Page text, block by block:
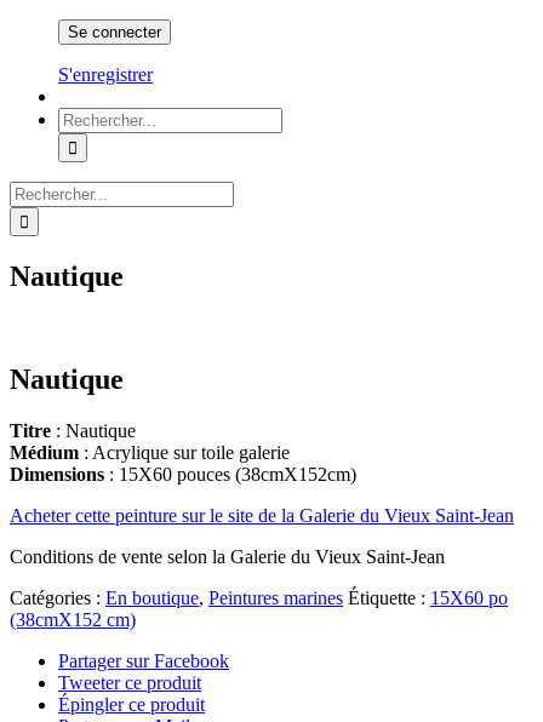
S'enregistrer
Rechercher:
Rechercher:
Nautique
Nautique
Titre : Nautique
Médium : Acrylique sur toile galerie
Dimensions : 15X60 pouces (38cmX152cm)
Acheter cette peinture sur le site de la Galerie du Vieux Saint-Jean
Conditions de vente selon la Galerie du Vieux Saint-Jean
Catégories : En boutique, Peintures marines Étiquette : 15X60 po
(38cmX152 cm)
Partager sur Facebook
Tweeter ce produit
Épingler ce produit